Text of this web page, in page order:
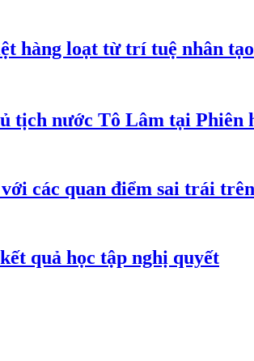
hàng loạt từ trí tuệ nhân tạo
tịch nước Tô Lâm tại
các quan điểm sai trái
quả học tập nghị quyết